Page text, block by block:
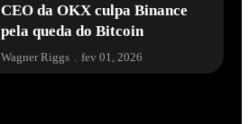
CEO da OKX culpa Binance
pela queda do Bitcoin
Wagner Riggs fev 01, 2026